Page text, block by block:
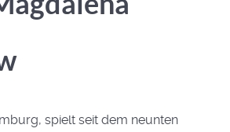
spielt seit dem neunten